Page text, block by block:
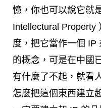
憶，你也可以說它就
Intellectural Property
度，把它當作一個 IP
的概念，可是在中國
有什麼了不起，就看
怎麼把這個東西建立